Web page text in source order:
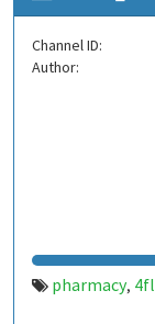
Channel ID:
Author:
pharmacy, 4fl